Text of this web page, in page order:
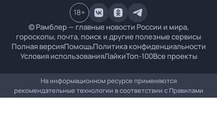
© Рамблер — главные новости России и мира,
гороскопы, почта, поиск и другие полезные сервисы
Полная версияПомощьПолитика конфиденциальности
Условия использованияЛайкиТоп-100Все проекты
18+
На информационном ресурсе применяются
рекомендательные технологии в соответствии с Правилами